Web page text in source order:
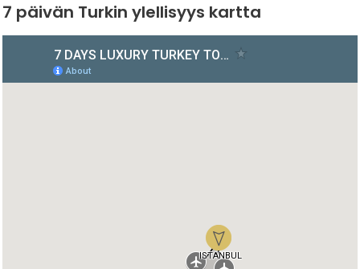
7 päivän Turkin ylellisyys kartta